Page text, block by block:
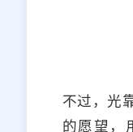
不过，光
的愿望，